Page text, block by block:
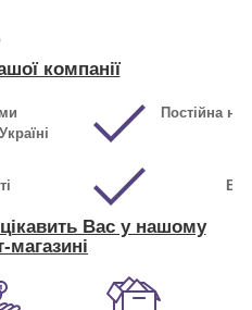
компанії
Постійна
Вас у нашому
магазині